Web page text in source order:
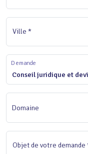
Ville *
Conseil juridique et
Demande
Domaine
Objet de votre demande